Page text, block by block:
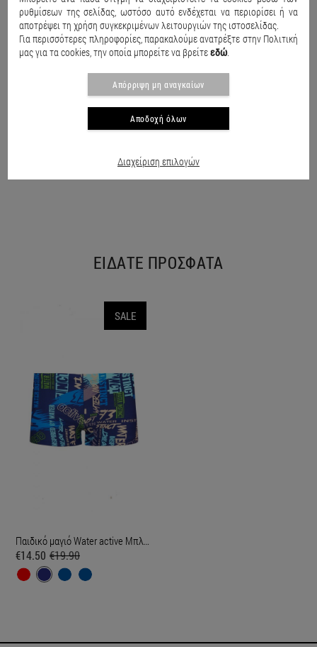
ΕΙΔΑΤΕ ΠΡΟΣΦΑΤΑ
SALE
Παιδικό μαγιό Water active Μπλε Σκούρο
€14.50 €19.90
ρυθμίσεων της σελίδας, ωστόσο αυτό ενδέχεται να περιορίσει ή να
αποτρέψει τη χρήση συγκεκριμένων λειτουργιών της ιστοσελίδας.
Για περισσότερες πληροφορίες, παρακαλούμε ανατρέξτε στην Πολιτική
μας για τα cookies, την οποία μπορείτε να βρείτεεδώ.
Απόρριψη μη αναγκαίων
Αποδοχή όλων
Διαχείριση επιλογών